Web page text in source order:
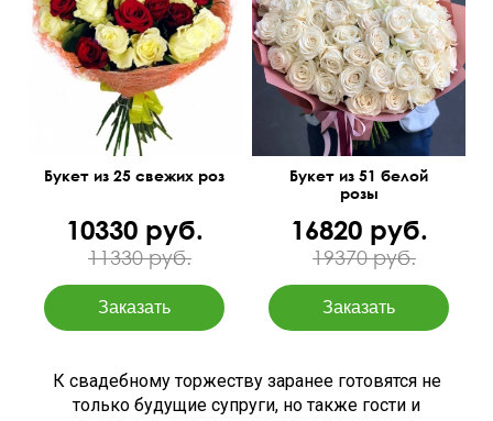
Премиум сорта
60 см
40 см
Букет из 25 свежих роз
10330 руб.
11330 руб.
50 см 60 см
Букет из 51 белой
розы
16820 руб.
19370 руб.
К свадебному торжеству заранее готовятся не
только будущие супруги, но также гости и